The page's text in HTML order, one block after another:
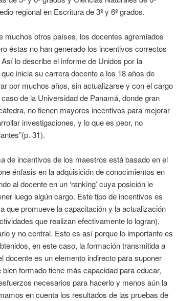
regional en Escritura de 3º y 6º grados.
muchos otros países, los docentes agremiados
éstas no han generado los incentivos correctos
lo describe el informe de Unidos por la
inicia su carrera docente a los 18 años de
por muchos años, sin actualizarse y con el cargo
de la Universidad de Panamá, donde gran
no tienen mayores incentivos para mejorar
investigaciones, y lo que es peor, no
31).
de incentivos de los maestros está basado en el
énfasis en la adquisición de conocimientos en
al docente en un ‘ranking’ cuya posición le
luego algún cargo. Este tipo de incentivos es
que promueve la capacitación y la actualización
que realizan efectivamente lo logran),
y no central. Esto es así porque lo importante es
en este caso, la formación transmitida a
docente es un elemento indirecto para suponer
formado tiene más capacidad para educar,
necesarios para hacerlo y menos aún la
en cuenta los resultados de las pruebas de